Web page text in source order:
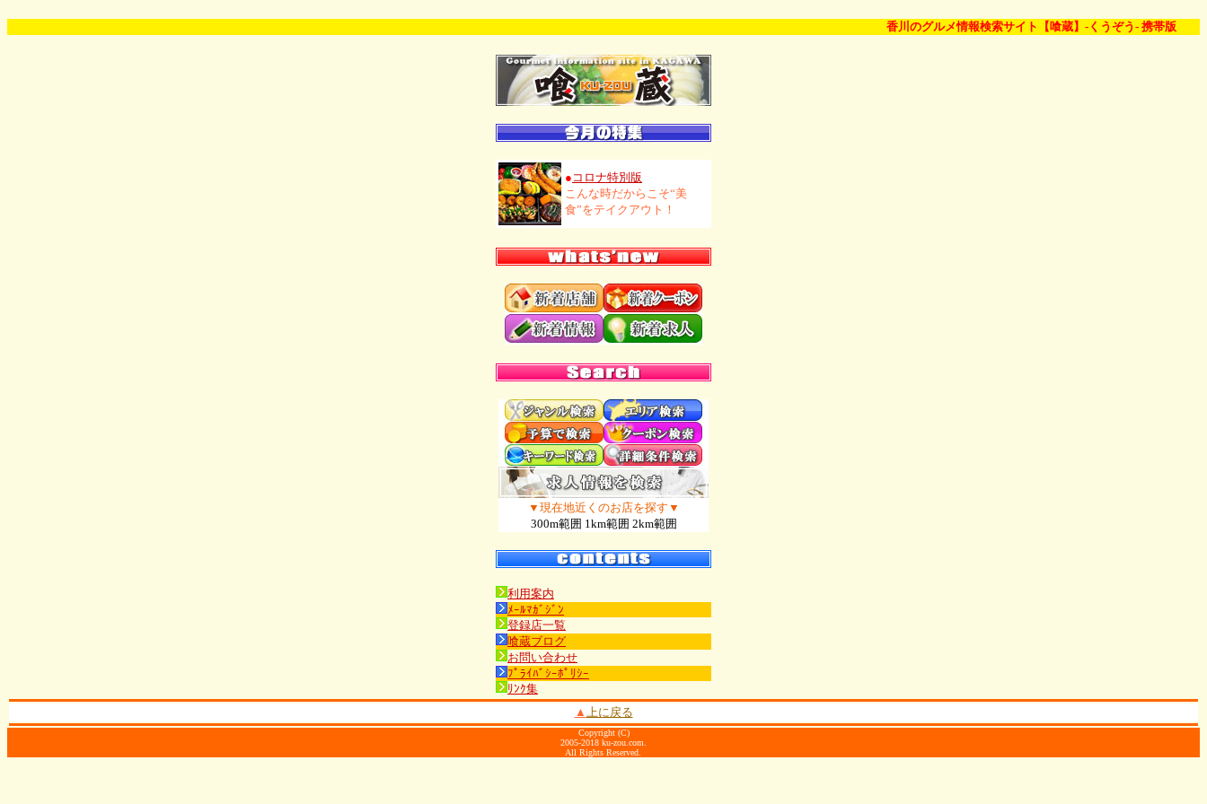
香川のグルメ情報検索サイト【喰蔵】-くうぞう- 携帯版
● コロナ特別版
こんな時だからこそ“美
食”をテイクアウト！
▼現在地近くのお店を探す▼
300m範囲 1km範囲 2km範囲
利用案内
ﾒｰﾙﾏｶﾞｼﾞﾝ
登録店一覧
喰蔵ブログ
お問い合わせ
ﾌﾟﾗｲﾊﾞｼｰﾎﾟﾘｼｰ
ﾘﾝｸ集
▲ 上に戻る
Copyright (C)
2005-2018 ku-zou.com.
All Rights Reserved.